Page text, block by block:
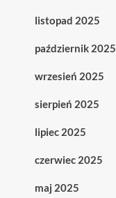
listopad 2025
październik 2025
wrzesień 2025
sierpień 2025
lipiec 2025
czerwiec 2025
maj 2025